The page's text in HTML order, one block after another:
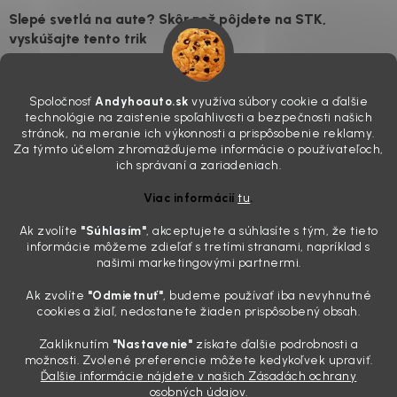
Spoločnosť Andyhoauto.sk využíva súbory cookie a ďalšie
technológie na zaistenie spoľahlivosti a bezpečnosti našich
stránok, na meranie ich výkonnosti a prispôsobenie reklamy.
Za týmto účelom zhromažďujeme informácie o používateľoch,
ich správaní a zariadeniach.
Viac informáciítu.
Ak zvolíte "Súhlasím", akceptujete a súhlasíte s tým, že tieto
informácie môžeme zdieľať s tretími stranami, napríklad s
našimi marketingovými partnermi.
Ak zvolíte "Odmietnuť", budeme používať iba nevyhnutné
cookies a žiaľ, nedostanete žiaden prispôsobený obsah.
Zakliknutím "Nastavenie" získate ďalšie podrobnosti a
možnosti. Zvolené preferencie môžete kedykoľvek upraviť.
Ďalšie informácie nájdete v našich Zásadách ochrany
osobných údajov.
Slepé svetlá na aute? Skôr než pôjdete na STK,
vyskúšajte tento trik
skutočnosti je? Často za to môžu práve „slepé“ svetlomety. Ten
mliečny, drsný povrch nie je len estetická vada. Keď slnko a soľ urobia
svoje, plexisklo začne svetlo rozptyľovať namiesto to...
Zabudnite na handru. Ak chcete mať auto naozaj čisté,
Poznáte ten moment. Vonku svieti slnko, vy sedíte v čerstvo
„upratanom“ aute, no pri pohľade na palubnú dosku vás ide poraziť. V
mriežkach ventilácie, okolo tlačidiel a v švíkoch sedačiek na vás stále
drzo pozerá prach. Handra ani vysávač tam jednodu...
Detailing nemusí stáť výplatu: 5 kúskov autokozmetiky,
31.7.2026
Sobotné ráno, káva v ruke a pred vami zaprášená kapota. Pre